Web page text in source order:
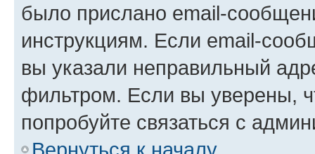
было прислано email-
инструкциям. Если email-
вы указали неправильный
фильтром. Если вы уверены,
попробуйте связаться с
Вернуться к началу